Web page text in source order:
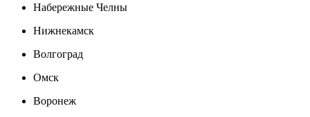
Набережные Челны
Нижнекамск
Волгоград
Омск
Воронеж